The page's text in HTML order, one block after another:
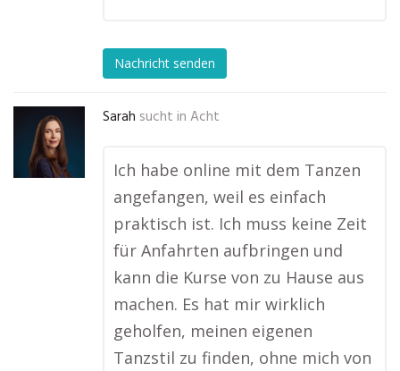
Nachricht senden
Sarah sucht in Acht
Ich habe online mit dem Tanzen
angefangen, weil es einfach
praktisch ist. Ich muss keine Zeit
für Anfahrten aufbringen und
kann die Kurse von zu Hause aus
machen. Es hat mir wirklich
geholfen, meinen eigenen
Tanzstil zu finden, ohne mich von